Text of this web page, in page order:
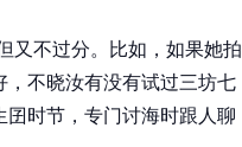
又不过分。比如，如果她拍
不晓汝有没有试过三坊七
时节，专门讨海时跟人聊